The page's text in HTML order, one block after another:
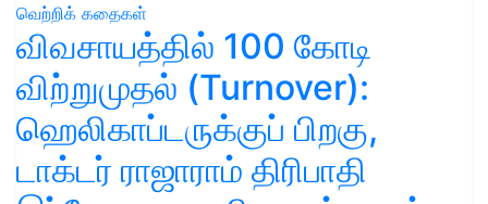
வெற்றிக் கதைகள்
விவசாயத்தில் 100 கோடி
விற்றுமுதல் (Turnover):
ஹெலிகாப்டருக்குப் பிறகு,
டாக்டர் ராஜாராம் திரிபாதி